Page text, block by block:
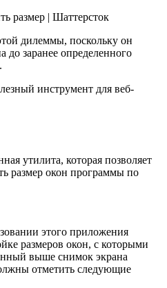
размер | Шаттерсток
дилеммы, поскольку он
до заранее определенного
инструмент для веб-
утилита, которая позволяет
размер окон программы по
этого приложения
размеров окон, с которыми
выше снимок экрана
отметить следующие